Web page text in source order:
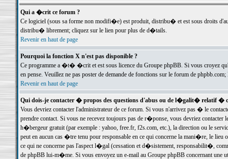
Qui a �crit ce forum ?
Ce logiciel (sous sa forme non modifi�e) est produit, distribu� et est sous droits
distribu� librement; cliquez sur le lien pour plus de d�tails.
Revenir en haut de page
Pourquoi la fonction X n'est pas disponible ?
Ce programme a �t� �crit et est sous licence du Groupe phpBB. Si vous croyez
en pense. Veuillez ne pas poster de demande de fonctions sur le forum de
Revenir en haut de page
Qui dois-je contacter � propos des questions d'abus ou de l�galit� relatif �
Vous devriez contacter l'administrateur de ce forum. Si vous n'arrivez pas � le
prendre contact. Si vous ne recevez toujours pas de r�ponse, vous devriez
h�bergeur gratuit (par exemple : yahoo, free.fr, f2s.com, etc.), la direction ou le
peut en aucun cas �tre tenu pour responsable en ce qui concerne la mani�re, le
ce qui ne concerne pas l'aspect l�gal (cessation et d�sistement, responsabilit�,
de phpBB lui-m�me. Si vous envoyez un e-mail au Groupe phpBB concernant une